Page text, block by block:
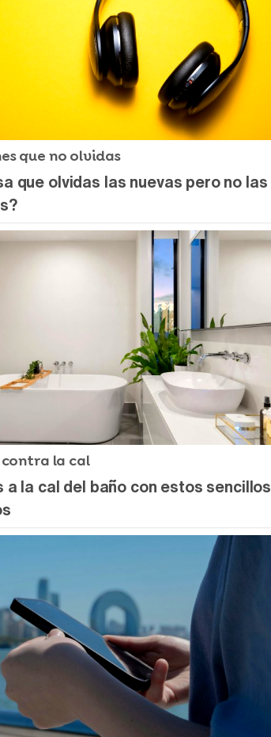
que no olvidas
que olvidas las nuevas pero no las
la cal
a la cal del baño con estos sencillos